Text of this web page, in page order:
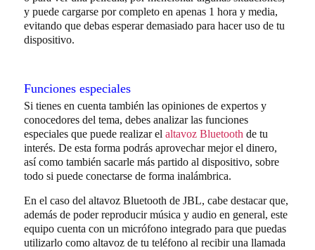
y puede cargarse por completo en apenas 1 hora y media,
evitando que debas esperar demasiado para hacer uso de tu
dispositivo.
Funciones especiales
Si tienes en cuenta también las opiniones de expertos y
conocedores del tema, debes analizar las funciones
especiales que puede realizar el altavoz Bluetooth de tu
interés. De esta forma podrás aprovechar mejor el dinero,
así como también sacarle más partido al dispositivo, sobre
todo si puede conectarse de forma inalámbrica.
En el caso del altavoz Bluetooth de JBL, cabe destacar que,
además de poder reproducir música y audio en general, este
equipo cuenta con un micrófono integrado para que puedas
utilizarlo como altavoz de tu teléfono al recibir una llamada